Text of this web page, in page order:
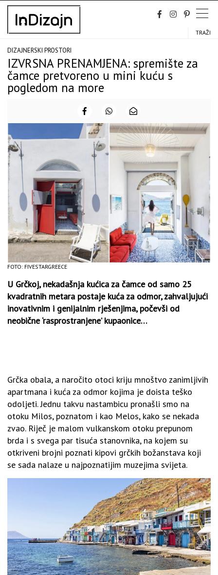
Skip
content
TRAŽI
DIZAJNERSKI PROSTORI
IZVRSNA PRENAMJENA: spremište za
čamce pretvoreno u mini kuću s
pogledom na more
FOTO: FIVESTARGREECE
U Grčkoj, nekadašnja kućica za čamce od samo 25
kvadratnih metara postaje kuća za odmor, zahvaljujući
inovativnim i genijalnim rješenjima, počevši od
neobične ‘rasprostranjene’ kupaonice…
Grčka obala, a naročito otoci kriju mnoštvo zanimljivih
apartmana i kuća za odmor kojima je doista teško
odoljeti. Jednu takvu nastambicu pronašli smo na
otoku Milos, poznatom i kao Melos, kako se nekada
zvao. Riječ je malom vulkanskom otoku prepunom
brda i s svega par tisuća stanovnika, na kojem su
otkriveni brojni poznati kipovi grčkih božanstava koji
se sada nalaze u najpoznatijim muzejima svijeta.